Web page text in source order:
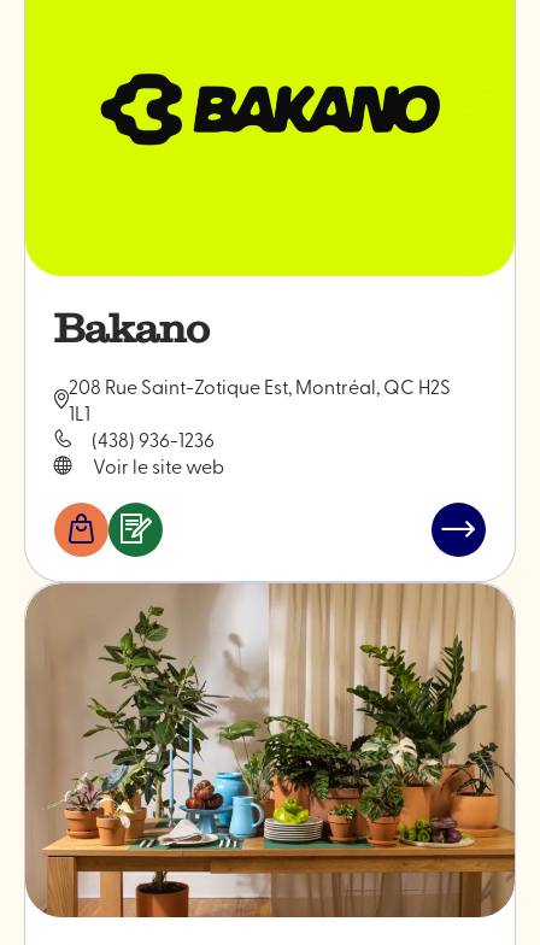
Bakano
208 Rue Saint-Zotique Est, Montréal, QC H2S
1L1
(438) 936-1236
Voir le site web
BoutiquesServices
professionnels
Lire
l'article
"Bakano"